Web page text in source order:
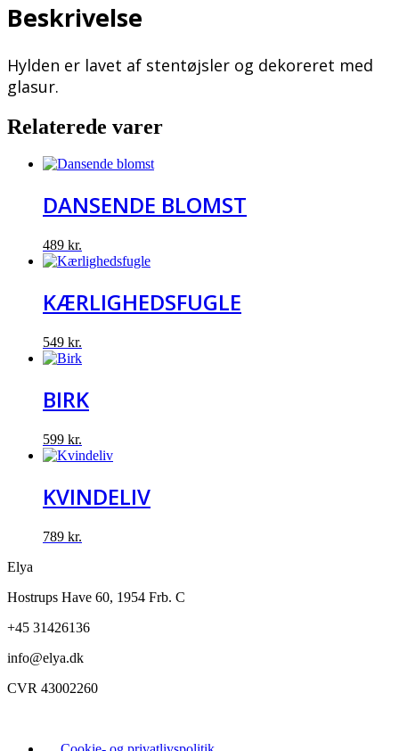
Beskrivelse
Hylden er lavet af stentøjsler og dekoreret med
glasur.
Relaterede varer
DANSENDE BLOMST
489 kr.
KÆRLIGHEDSFUGLE
549 kr.
BIRK
599 kr.
KVINDELIV
789 kr.
Elya
Hostrups Have 60, 1954 Frb. C
+45 31426136
info@elya.dk
CVR 43002260